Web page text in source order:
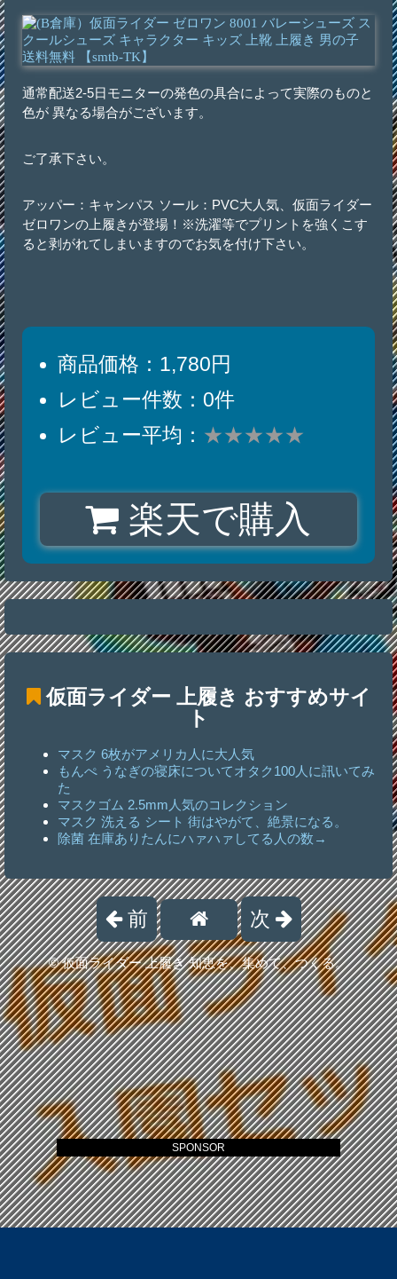
通常配送2-5日モニターの発色の具合によって実際のものと
色が 異なる場合がございます。
ご了承下さい。
アッパー：キャンパス ソール：PVC大人気、仮面ライダー
ゼロワンの上履きが登場！※洗濯等でプリントを強くこす
ると剥がれてしまいますのでお気を付け下さい。
商品価格：1,780円
レビュー件数：0件
レビュー平均： ★★★★★
楽天で購入
仮面ライダー 上履き おすすめサイ
ト
マスク 6枚がアメリカ人に大人気
もんぺ うなぎの寝床についてオタク100人に訊いてみ
た
マスクゴム 2.5mm人気のコレクション
マスク 洗える シート 街はやがて、絶景になる。
除菌 在庫ありたんにハァハァしてる人の数→
前 次
©仮面ライダー 上履き 知恵を、集めて、つくる。
SPONSOR